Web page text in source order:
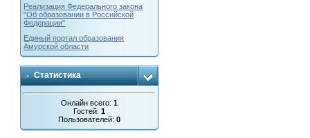
Реализация Федерального закона
"Об образовании в Российской
Федерации"
Единый портал образования
Амурской области
Статистика
Онлайн всего:1
Гостей:1
Пользователей:0